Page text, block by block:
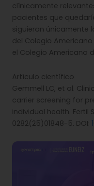
clínicamente
pacientes que
siguieran únicamente
del Colegio
el Colegio Americano
Artículo científico
Gemmell LC, et al.
carrier screening for
individual health. Fertil
0282(25)01848-5. DOI: